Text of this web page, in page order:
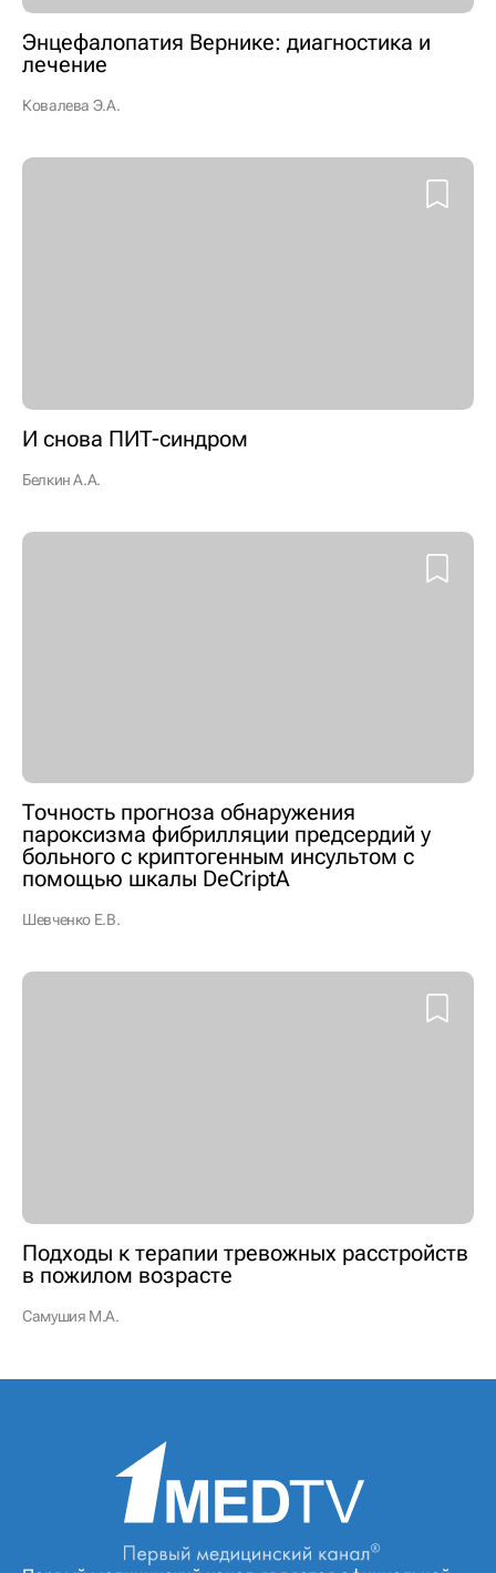
Энцефалопатия Вернике: диагностика и
лечение
Ковалева Э.А.
И снова ПИТ-синдром
Белкин А.А.
Точность прогноза обнаружения
пароксизма фибрилляции предсердий у
больного с криптогенным инсультом с
помощью шкалы DeCriptA
Шевченко Е.В.
Подходы к терапии тревожных расстройств
в пожилом возрасте
Самушия М.А.